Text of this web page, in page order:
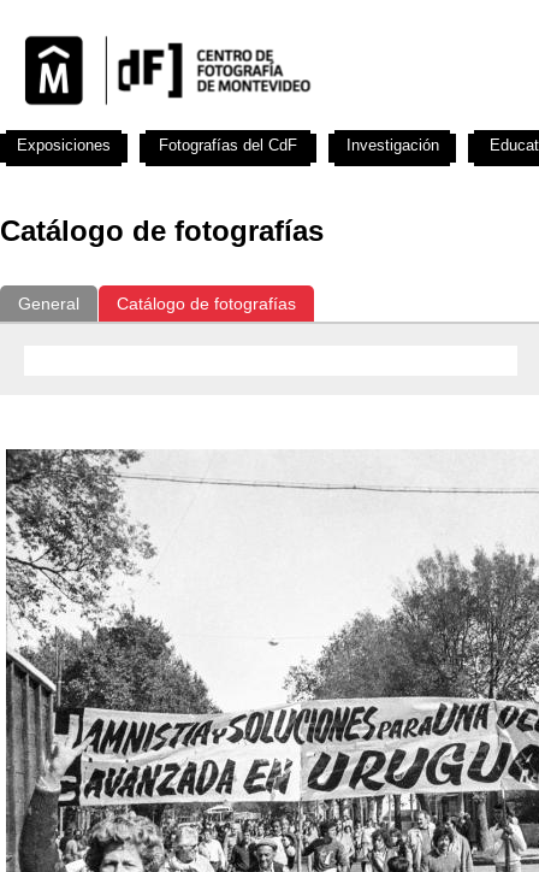
Catálogo de fotografías
General Catálogo de fotografías
Exposiciones Fotografías del CdF Investigación